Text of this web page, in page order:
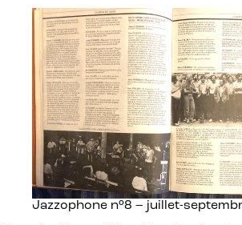
Jazzophone n°8 – juillet-